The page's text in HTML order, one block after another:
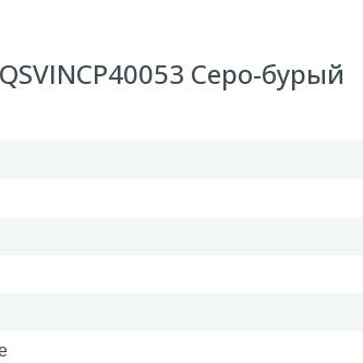
Серо-бурый